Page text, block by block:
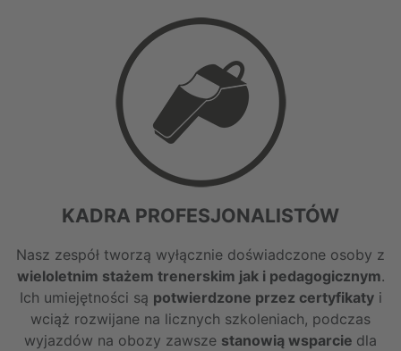
KADRA PROFESJONALISTÓW
Nasz zespół tworzą wyłącznie doświadczone osoby z
wieloletnim stażem trenerskim jak i pedagogicznym.
Ich umiejętności są potwierdzone przez certyfikatyi
wciąż rozwijane na licznych szkoleniach, podczas
wyjazdów na obozy zawsze stanowią wsparcie dla